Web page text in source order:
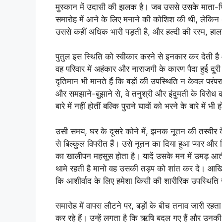
मुस्कान में उदासी की झलक है। जब उससे उसके माता-
समारोह में आने के लिए मनाने की कोशिश की थी,
उससे कहीं अधिक भारी पड़ती है, और हल्दी की रस्म,
पुतुल इस स्थिति को स्वीकार करने से इनकार कर देती
वह परिवार में अहंकार और नाराजगी के कारण पैदा हुई
दृतिमान भी मानते हैं कि बड़ों की उपस्थिति न केवल
और समझाने-बुझाने से, वे तनुश्री और इंदुमती के विरोध
बारे में नहीं होतीं बल्कि पुराने घावों को भरने के बारे में भी
उसी समय, घर के दूसरे कोने में, झनक नूतन की
से बिल्कुल विपरीत हैं। उसे नूतन का दिया हुआ प्यार और
का खालीपन महसूस होता है। यादें उसके मन में उमड़
थामे रहती है मानो वह उसकी तड़प को शांत कर दे।
कि आशीर्वाद के लिए हमेशा किसी की शारीरिक उपस्थिति
समारोह में वापस लौटने पर, बड़ों के बीच तनाव जारी
कर रहे हैं। उन्हें लगता है कि ऋषि बदल गए हैं और उनकी